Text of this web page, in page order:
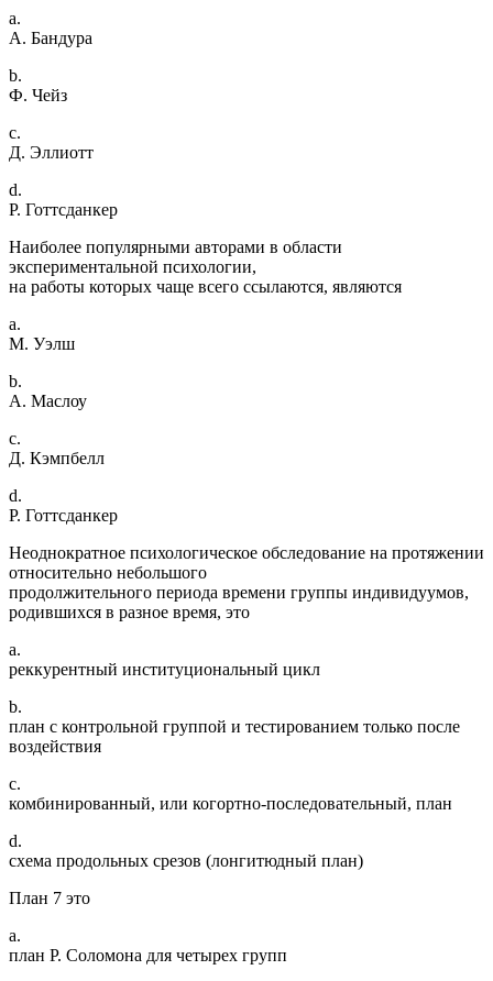
a.
А. Бандура
b.
Ф. Чейз
c.
Д. Эллиотт
d.
Р. Готтсданкер
Наиболее популярными авторами в области
экспериментальной психологии,
на работы которых чаще всего ссылаются, являются
a.
М. Уэлш
b.
А. Маслоу
c.
Д. Кэмпбелл
d.
Р. Готтсданкер
Неоднократное психологическое обследование на протяжении
относительно небольшого
продолжительного периода времени группы индивидуумов,
родившихся в разное время, это
a.
реккурентный институциональный цикл
b.
план с контрольной группой и тестированием только после
воздействия
c.
комбинированный, или когортно-последовательный, план
d.
схема продольных срезов (лонгитюдный план)
План 7 это
a.
план Р. Соломона для четырех групп